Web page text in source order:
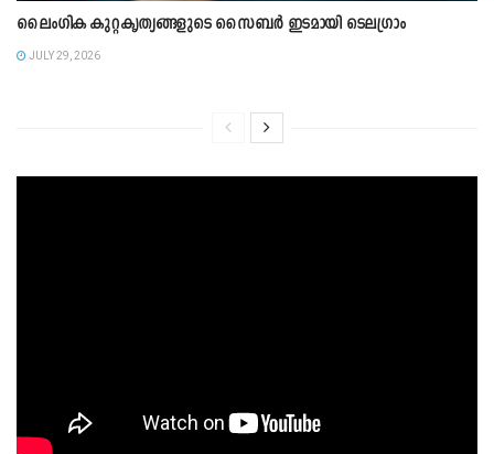
ലൈംഗിക കുറ്റകൃത്യങ്ങളുടെ സൈബർ ഇടമായി ടെലഗ്രാം
JULY 29, 2026